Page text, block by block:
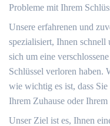
Probleme mit Ihrem
Unsere erfahrenen und
spezialisiert, Ihnen schnell
sich um eine
Schlüssel verloren haben.​
wie wichtig es ist, dass
Ihrem Zuhause oder Ihrem
Unser Ziel ist es, Ihnen